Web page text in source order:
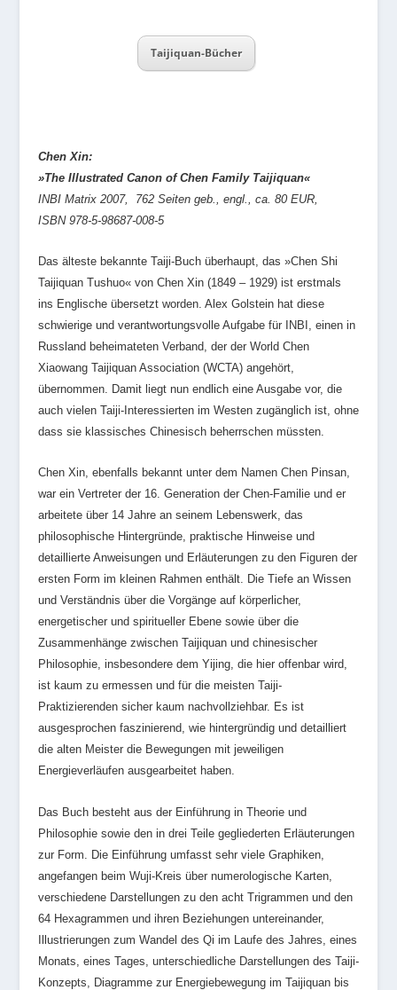
Taijiquan-Bücher
Chen Xin:
»The Illustrated Canon of Chen Family Taijiquan«
INBI Matrix 2007, 762 Seiten geb., engl., ca. 80 EUR,
ISBN 978-5-98687-008-5
Das älteste bekannte Taiji-Buch überhaupt, das »Chen Shi
Taijiquan Tushuo« von Chen Xin (1849 – 1929) ist erstmals
ins Englische übersetzt worden. Alex Golstein hat diese
schwierige und verantwortungsvolle Aufgabe für INBI, einen in
Russland beheimateten Verband, der der World Chen
Xiaowang Taijiquan Association (WCTA) angehört,
übernommen. Damit liegt nun endlich eine Ausgabe vor, die
auch vielen Taiji-Interessierten im Westen zugänglich ist, ohne
dass sie klassisches Chinesisch beherrschen müssten.
Chen Xin, ebenfalls bekannt unter dem Namen Chen Pinsan,
war ein Vertreter der 16. Generation der Chen-Familie und er
arbeitete über 14 Jahre an seinem Lebenswerk, das
philosophische Hintergründe, praktische Hinweise und
detaillierte Anweisungen und Erläuterungen zu den Figuren der
ersten Form im kleinen Rahmen enthält. Die Tiefe an Wissen
und Verständnis über die Vorgänge auf körperlicher,
energetischer und spiritueller Ebene sowie über die
Zusammenhänge zwischen Taijiquan und chinesischer
Philosophie, insbesondere dem Yijing, die hier offenbar wird,
ist kaum zu ermessen und für die meisten Taiji-
Praktizierenden sicher kaum nachvollziehbar. Es ist
ausgesprochen faszinierend, wie hintergründig und detailliert
die alten Meister die Bewegungen mit jeweiligen
Energieverläufen ausgearbeitet haben.
Das Buch besteht aus der Einführung in Theorie und
Philosophie sowie den in drei Teile gegliederten Erläuterungen
zur Form. Die Einführung umfasst sehr viele Graphiken,
angefangen beim Wuji-Kreis über numerologische Karten,
verschiedene Darstellungen zu den acht Trigrammen und den
64 Hexagrammen und ihren Beziehungen untereinander,
Illustrierungen zum Wandel des Qi im Laufe des Jahres, eines
Monats, eines Tages, unterschiedliche Darstellungen des Taiji-
Konzepts, Diagramme zur Energiebewegung im Taijiquan bis